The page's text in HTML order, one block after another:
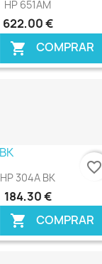
HP 651AM
622,00 €
 COMPRAR
Ver+
HP 304A BK
184,30 €
 COMPRAR
favorite_border